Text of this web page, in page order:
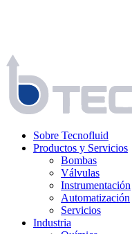
Sobre Tecnofluid
Productos y Servicios
Bombas
Válvulas
Instrumentación
Automatización
Servicios
Industria